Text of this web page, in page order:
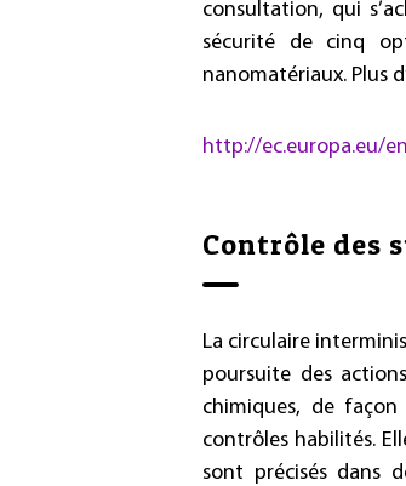
consultation, qui
sécurité de cinq
nanomatériaux. Plus
http://ec.europa.eu/
Contrôle des
La circulaire
poursuite des
chimiques, de
contrôles habilités.
sont précisés dans